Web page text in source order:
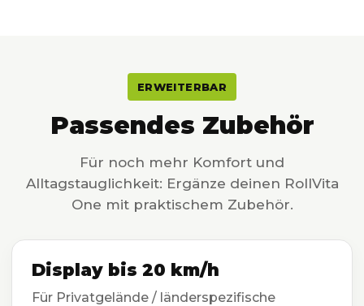
ERWEITERBAR
Passendes Zubehör
Für noch mehr Komfort und
Alltagstauglichkeit: Ergänze deinen RollVita
One mit praktischem Zubehör.
Display bis 20 km/h
Für Privatgelände / länderspezifische